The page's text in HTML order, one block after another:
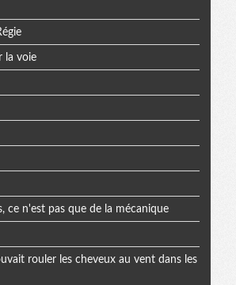
la voie
ce n'est pas que de la mécanique
rouler les cheveux au vent dans les